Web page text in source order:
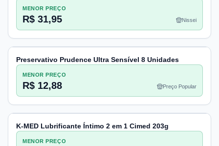
MENOR PREÇO
R$ 31,95 Nissei
Preservativo Prudence Ultra Sensível 8 Unidades
MENOR PREÇO
R$ 12,88 Preço Popular
K-MED Lubrificante Íntimo 2 em 1 Cimed 203g
MENOR PREÇO